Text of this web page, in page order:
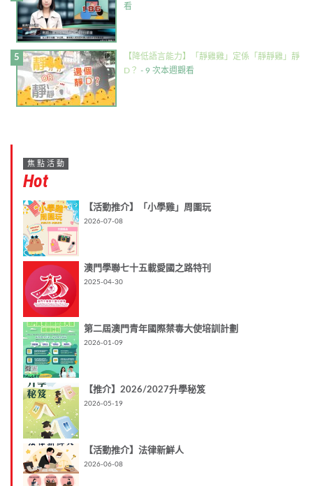
看
【降低語言能力】「靜雞雞」定係「靜靜雞」靜
D？ - 9 次本週觀看
焦點活動
Hot
【活動推介】「小學雞」周圍玩
2026-07-08
澳門學聯七十五載愛國之路特刊
2025-04-30
第二屆澳門青年國際禁毒大使培訓計劃
2026-01-09
【推介】2026/2027升學秘笈
2026-05-19
【活動推介】法律新鮮人
2026-06-08